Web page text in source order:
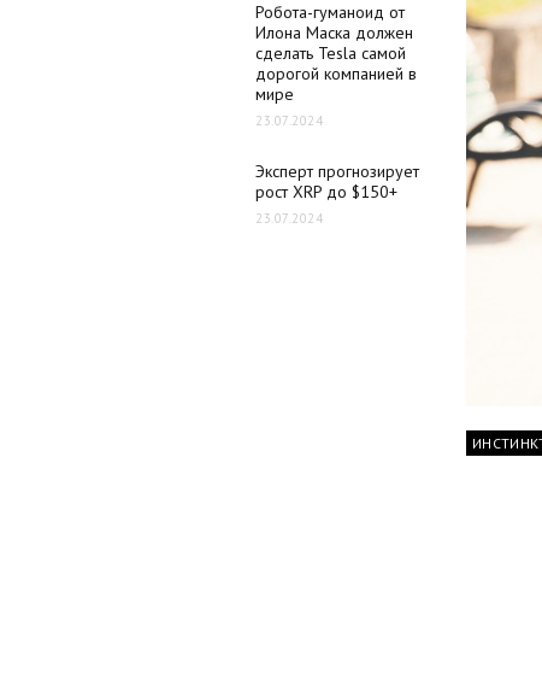
Робота-гуманоид от
Илона Маска должен
сделать Tesla самой
дорогой компанией в
мире
23.07.2024
Эксперт прогнозирует
рост XRP до $150+
23.07.2024